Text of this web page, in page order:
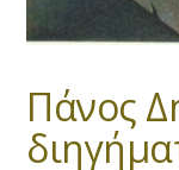
Πάνος